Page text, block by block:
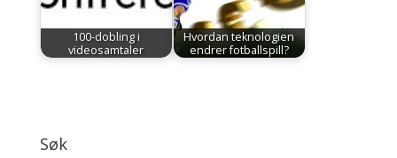
100-dobling i
videosamtaler
Hvordan teknologien
endrer fotballspill?
Søk